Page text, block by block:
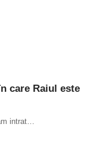
care Raiul este
intrat